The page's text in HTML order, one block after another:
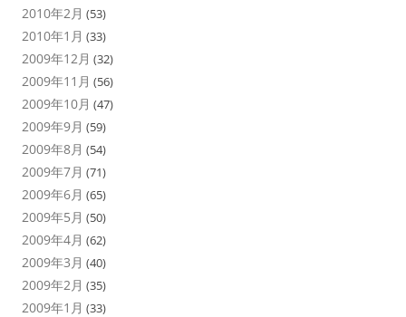
2010年2月 (53)
2010年1月 (33)
2009年12月 (32)
2009年11月 (56)
2009年10月 (47)
2009年9月 (59)
2009年8月 (54)
2009年7月 (71)
2009年6月 (65)
2009年5月 (50)
2009年4月 (62)
2009年3月 (40)
2009年2月 (35)
2009年1月 (33)